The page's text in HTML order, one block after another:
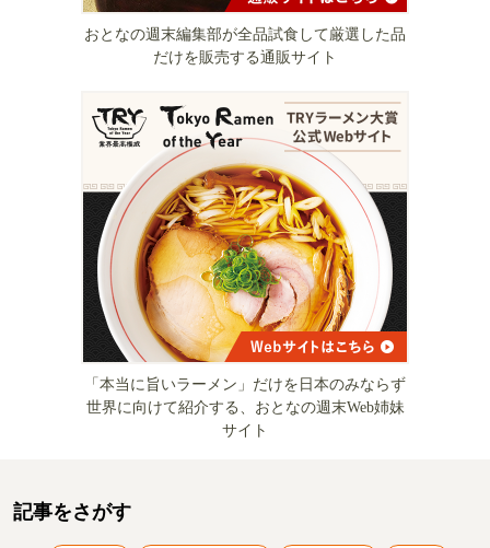
おとなの週末編集部が全品試食して厳選した品
だけを販売する通販サイト
「本当に旨いラーメン」だけを日本のみならず
世界に向けて紹介する、おとなの週末Web姉妹
サイト
記事をさがす